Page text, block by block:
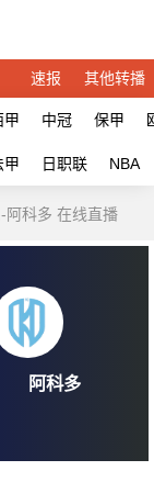
速报 其他转播
甲 中冠 保甲
甲 日职联 NBA
阿科多 在线直播
阿